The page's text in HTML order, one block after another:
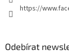
https://
Odebírat